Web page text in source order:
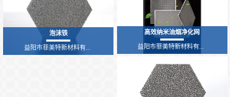
泡沫铁
益阳市菲美特新材料有...
高效纳米油烟净化网
益阳市菲美特新材料有...